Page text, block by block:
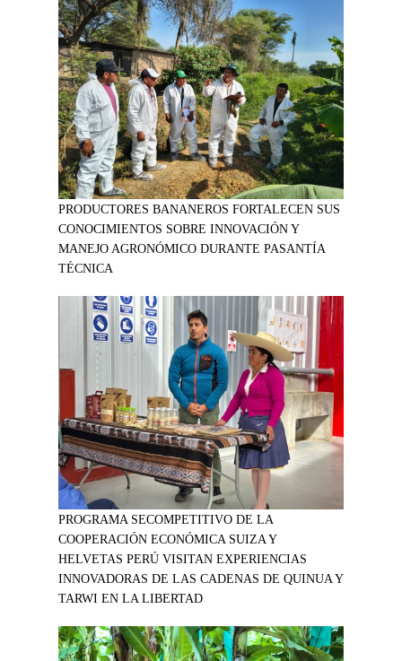
PRODUCTORES BANANEROS FORTALECEN SUS
CONOCIMIENTOS SOBRE INNOVACIÓN Y
MANEJO AGRONÓMICO DURANTE PASANTÍA
TÉCNICA
PROGRAMA SECOMPETITIVO DE LA
COOPERACIÓN ECONÓMICA SUIZA Y
HELVETAS PERÚ VISITAN EXPERIENCIAS
INNOVADORAS DE LAS CADENAS DE QUINUA Y
TARWI EN LA LIBERTAD